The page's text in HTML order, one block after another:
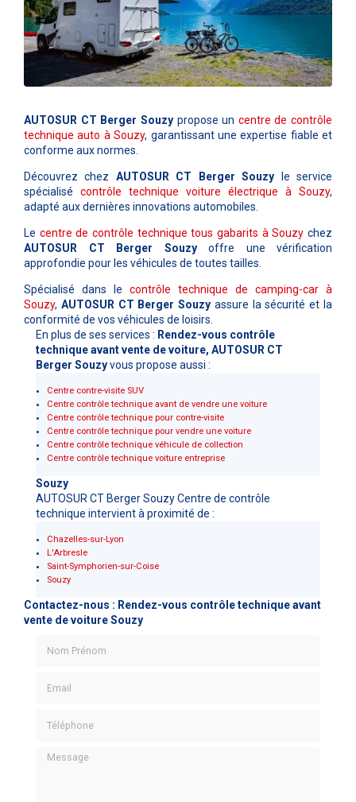
AUTOSUR CT Berger Souzypropose un centre de contrôle
technique auto à Souzy, garantissant une expertise fiable et
conforme aux normes.
Découvrez chez AUTOSUR CT Berger Souzy le service
spécialisé contrôle technique voiture électrique à Souzy,
adapté aux dernières innovations automobiles.
Le centre de contrôle technique tous gabarits à Souzy chez
AUTOSUR CT Berger Souzyoffre une vérification
approfondie pour les véhicules de toutes tailles.
Spécialisé dans le contrôle technique de camping-car à
Souzy, AUTOSUR CT Berger Souzy assure la sécurité et la
conformité de vos véhicules de loisirs.
En plus de ses services : Rendez-vous contrôle
technique avant vente de voiture, AUTOSUR CT
Berger Souzyvous propose aussi :
Centre contre-visite SUV
Centre contrôle technique avant de vendre une voiture
Centre contrôle technique pour contre-visite
Centre contrôle technique pour vendre une voiture
Centre contrôle technique véhicule de collection
Centre contrôle technique voiture entreprise
Souzy
AUTOSUR CT Berger Souzy Centre de contrôle
technique intervient à proximité de :
Chazelles-sur-Lyon
L'Arbresle
Saint-Symphorien-sur-Coise
Souzy
Contactez-nous : Rendez-vous contrôle technique avant
vente de voiture Souzy
Message